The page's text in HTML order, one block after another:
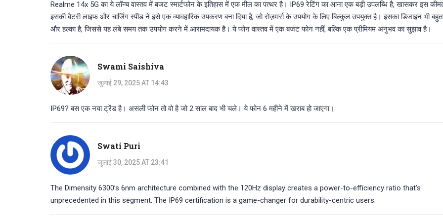
Realme 14x 5G का ये लॉन्च वास्तव में बजट स्मार्टफोन के इतिहास में एक मील का पत्थर है। IP69 रेटिंग का आना एक बड़ी उपलब्धि है, खासकर इस
इसकी बैटरी लाइफ और चार्जिंग स्पीड ने इसे एक व्यावहारिक उपकरण बना दिया है, जो रोज़मर्रा के उपयोग के लिए बिल्कुल उपयुक्त है। इसका डिजाइन भी
और हल्का है, जिससे यह लंबे समय तक उपयोग करने में आरामदायक है। ये फोन वास्तव में एक बजट फोन नहीं, बल्कि एक प्रीमियम अनुभव का सुझाव है।
Swami Saishiva
जुलाई 29, 2025 AT 14:43
IP69? बस एक नया ट्रेंड है। असली फोन तो वो है जो 2 साल बाद भी चले। ये फोन 6 महीने में खराब हो जाएगा।
Swati Puri
जुलाई 30, 2025 AT 23:41
The Dimensity 6300’s 6nm architecture combined with the 120Hz display creates a power-to-efficiency ratio that’s
unprecedented in this segment. The IP69 certification is a game-changer for durability-centric users.